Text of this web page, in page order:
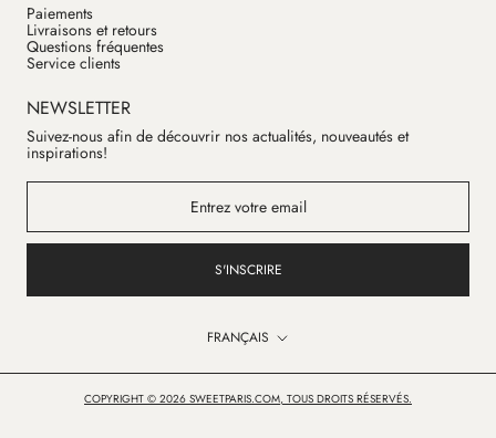
Paiements
Livraisons et retours
Questions fréquentes
Service clients
NEWSLETTER
Suivez-nous afin de découvrir nos actualités, nouveautés et
inspirations!
S'INSCRIRE
Langue
FRANÇAIS
COPYRIGHT © 2026 SWEETPARIS.COM, TOUS DROITS RÉSERVÉS.